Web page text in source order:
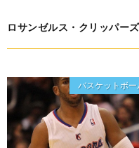
ロサンゼルス・クリッパーズ
バスケットボー